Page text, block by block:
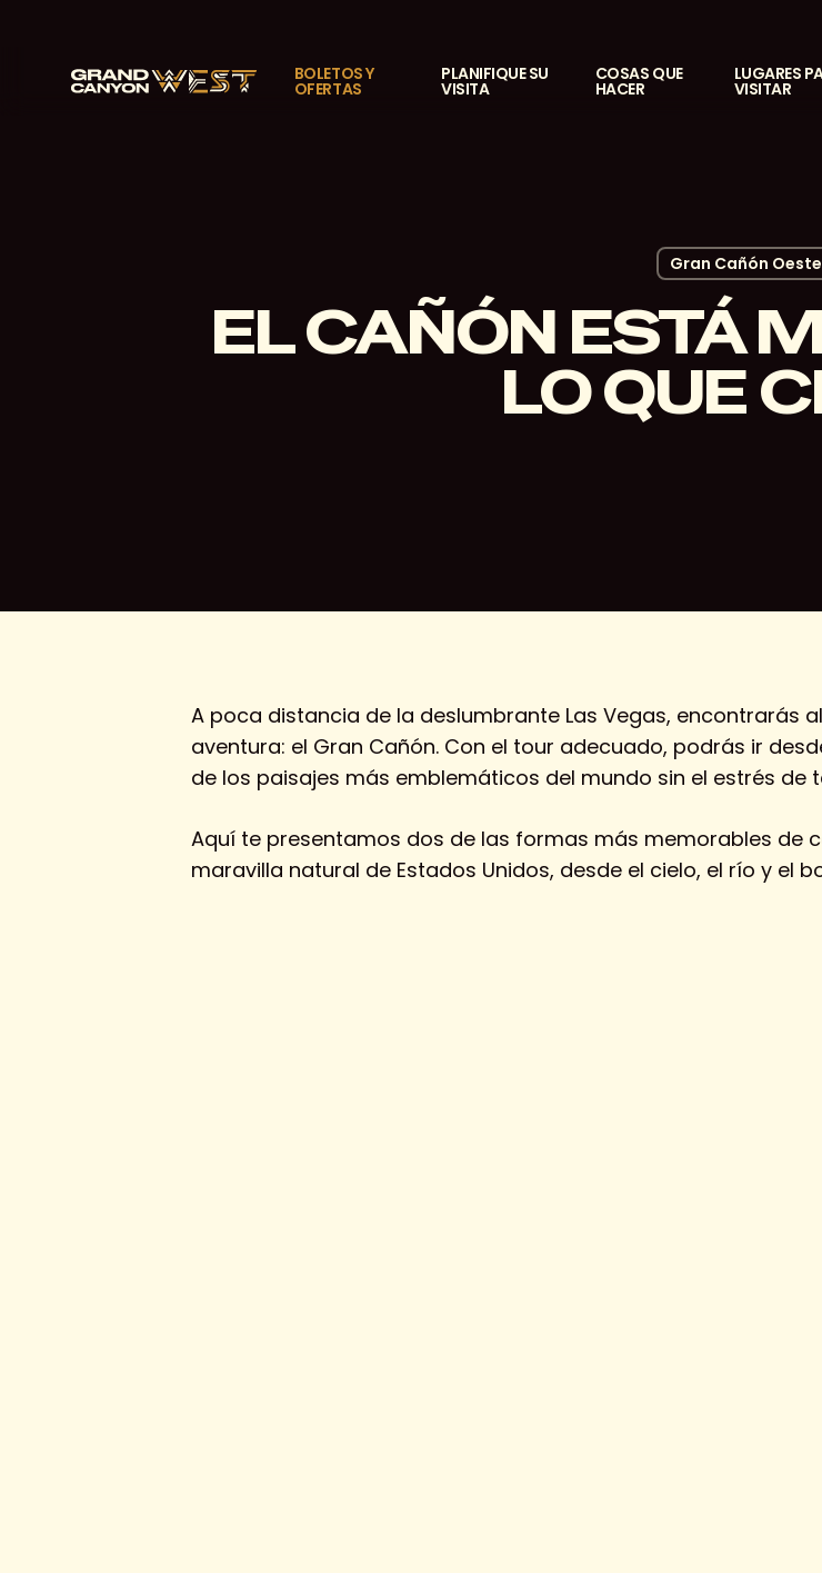
contenido
BOLETOS Y
OFERTAS
PLANIFIQUE SU
VISITA
COSAS QUE
HACER
LUGARES
VISITAR
Gran Cañón Oeste
EL CAÑÓN ESTÁ
LO QUE
A poca distancia de la deslumbrante Las Vegas, encontrarás
aventura: el Gran Cañón. Con el tour adecuado, podrás ir
de los paisajes más emblemáticos del mundo sin el estrés
Aquí te presentamos dos de las formas más memorables de
maravilla natural de Estados Unidos, desde el cielo, el río y el